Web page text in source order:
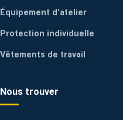
Équipement d’atelier
Protection individuelle
Vêtements de travail
Nous trouver